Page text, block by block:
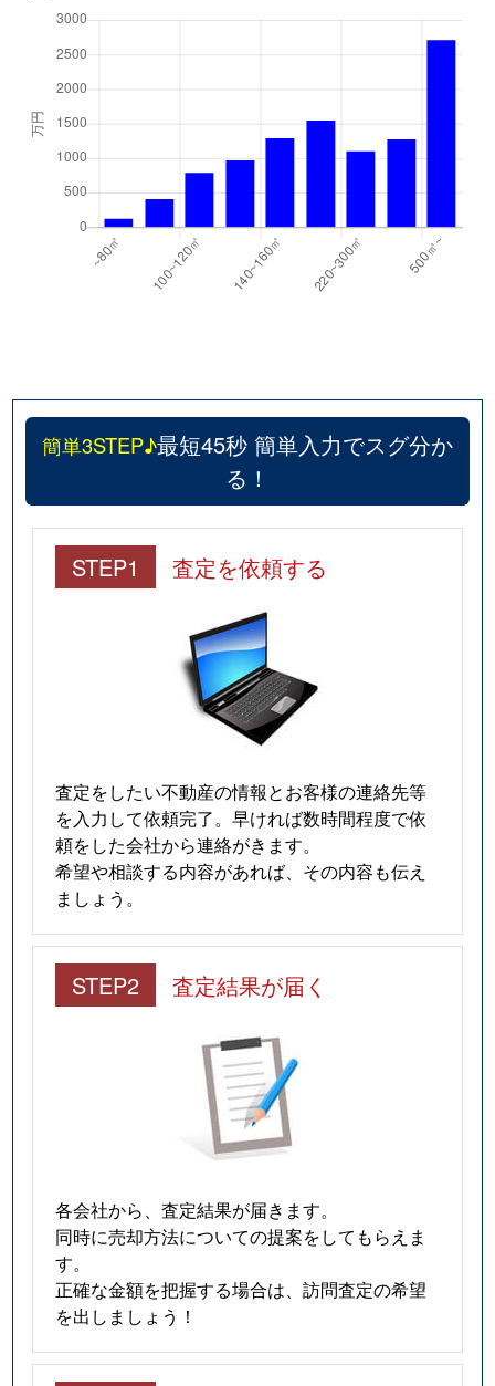
簡単3STEP♪最短45秒 簡単入力でスグ分か
る！
STEP1 査定を依頼する
査定をしたい不動産の情報とお客様の連絡先等
を入力して依頼完了。早ければ数時間程度で依
頼をした会社から連絡がきます。
希望や相談する内容があれば、その内容も伝え
ましょう。
STEP2 査定結果が届く
各会社から、査定結果が届きます。
同時に売却方法についての提案をしてもらえま
す。
正確な金額を把握する場合は、訪問査定の希望
を出しましょう！